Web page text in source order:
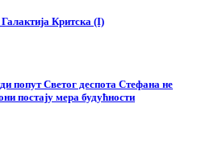
Критска (I)
попут Светог деспота Стефана не
постају мера будућности